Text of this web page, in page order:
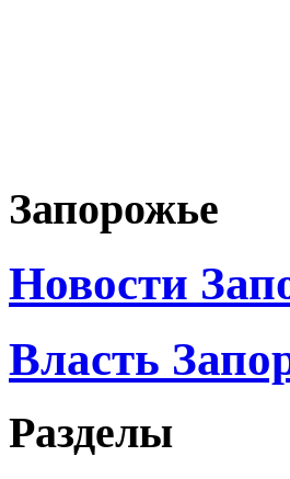
Запорожье
Новости
Власть
Разделы